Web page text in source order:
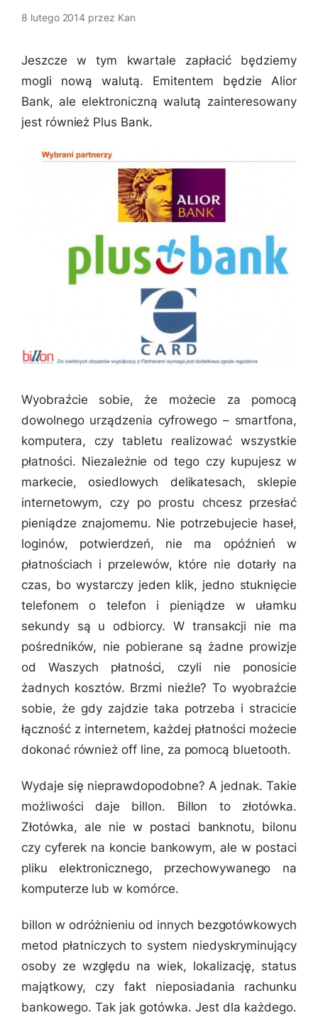
8 lutego 2014 przez Kan
Jeszcze w tym kwartale zapłacić będziemy
mogli nową walutą. Emitentem będzie Alior
Bank, ale elektroniczną walutą zainteresowany
jest również Plus Bank.
Wyobraźcie sobie, że możecie za pomocą
dowolnego urządzenia cyfrowego – smartfona,
komputera, czy tabletu realizować wszystkie
płatności. Niezależnie od tego czy kupujesz w
markecie, osiedlowych delikatesach, sklepie
internetowym, czy po prostu chcesz przesłać
pieniądze znajomemu. Nie potrzebujecie haseł,
loginów, potwierdzeń, nie ma opóźnień w
płatnościach i przelewów, które nie dotarły na
czas, bo wystarczy jeden klik, jedno stuknięcie
telefonem o telefon i pieniądze w ułamku
sekundy są u odbiorcy. W transakcji nie ma
pośredników, nie pobierane są żadne prowizje
od Waszych płatności, czyli nie ponosicie
żadnych kosztów. Brzmi nieźle? To wyobraźcie
sobie, że gdy zajdzie taka potrzeba i stracicie
łączność z internetem, każdej płatności możecie
dokonać również off line, za pomocą bluetooth.
Wydaje się nieprawdopodobne? A jednak. Takie
możliwości daje billon. Billon to złotówka.
Złotówka, ale nie w postaci banknotu, bilonu
czy cyferek na koncie bankowym, ale w postaci
pliku elektronicznego, przechowywanego na
komputerze lub w komórce.
billon w odróżnieniu od innych bezgotówkowych
metod płatniczych to system niedyskryminujący
osoby ze względu na wiek, lokalizację, status
majątkowy, czy fakt nieposiadania rachunku
bankowego. Tak jak gotówka. Jest dla każdego.